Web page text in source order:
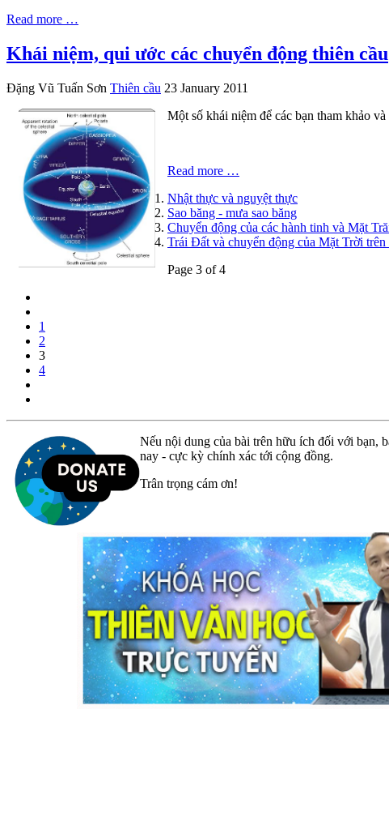
Read more …
Khái niệm, qui ước các chuyển động thiên cầu
Đặng Vũ Tuấn Sơn Thiên cầu 23 January 2011
Một số khái niệm để các bạn tham khảo
Read more …
Nhật thực và nguyệt thực
Sao băng - mưa sao băng
Chuyển động của các hành tinh và Mặt
Trái Đất và chuyển động của Mặt Trời trên
Page 3 of 4
1
2
3
4
Nếu nội dung của bài trên hữu ích đối với bạn,
nay - cực kỳ chính xác tới cộng đồng.
Trân trọng cám ơn!